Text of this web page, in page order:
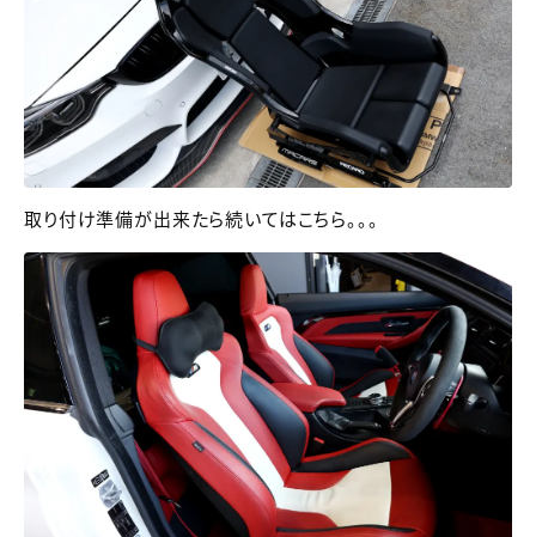
取り付け準備が出来たら続いてはこちら。。。